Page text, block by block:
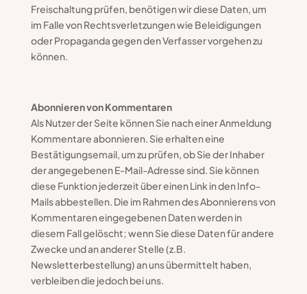
Freischaltung prüfen, benötigen wir diese Daten, um
im Falle von Rechtsverletzungen wie Beleidigungen
oder Propaganda gegen den Verfasser vorgehen zu
können.
Abonnieren von Kommentaren
Als Nutzer der Seite können Sie nach einer Anmeldung
Kommentare abonnieren. Sie erhalten eine
Bestätigungsemail, um zu prüfen, ob Sie der Inhaber
der angegebenen E-Mail-Adresse sind. Sie können
diese Funktion jederzeit über einen Link in den Info-
Mails abbestellen. Die im Rahmen des Abonnierens von
Kommentaren eingegebenen Daten werden in
diesem Fall gelöscht; wenn Sie diese Daten für andere
Zwecke und an anderer Stelle (z.B.
Newsletterbestellung) an uns übermittelt haben,
verbleiben die jedoch bei uns.